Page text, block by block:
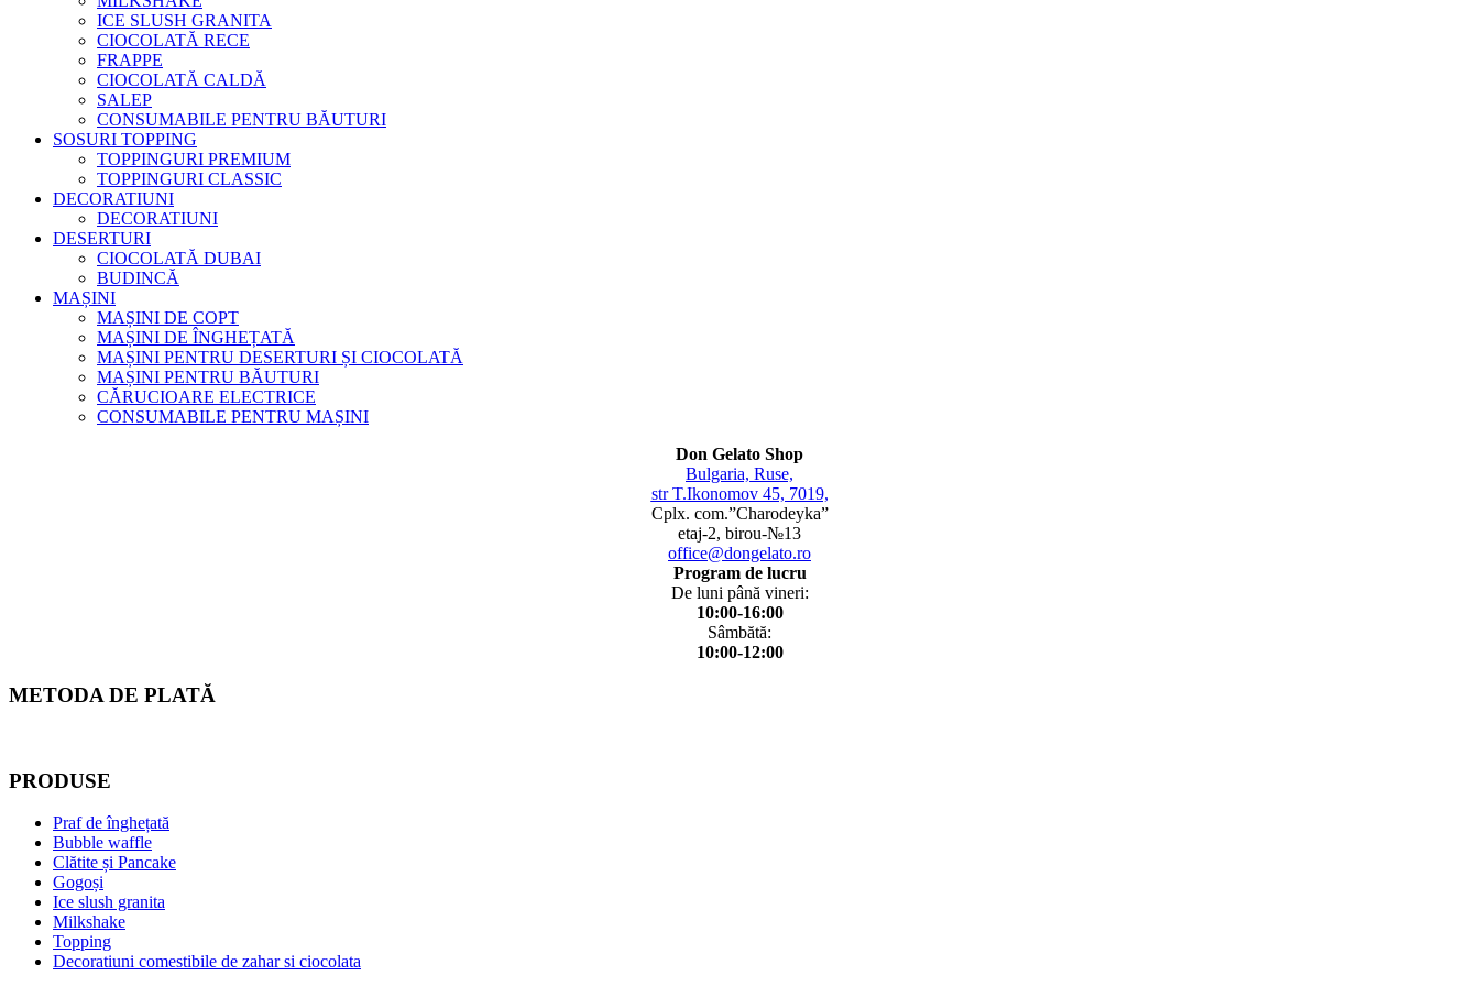
ICE SLUSH GRANITA
CIOCOLATĂ RECE
FRAPPE
CIOCOLATĂ CALDĂ
SALEP
CONSUMABILE PENTRU BĂUTURI
SOSURI TOPPING
TOPPINGURI PREMIUM
TOPPINGURI CLASSIC
DECORATIUNI
DECORATIUNI
DESERTURI
CIOCOLATĂ DUBAI
BUDINCĂ
MAȘINI
MAȘINI DE COPT
MAȘINI DE ÎNGHEȚATĂ
MAȘINI PENTRU DESERTURI ȘI CIOCOLATĂ
MAȘINI PENTRU BĂUTURI
CĂRUCIOARE ELECTRICE
CONSUMABILE PENTRU MAȘINI
Don Gelato Shop
Bulgaria, Ruse,
str T.Ikonomov 45, 7019,
Cplx. com.”Charodeyka”
etaj-2, birou-№13
office@dongelato.ro
Program de lucru
De luni până vineri:
10:00-16:00
Sâmbătă:
10:00-12:00
METODA DE PLATĂ
PRODUSE
Praf de înghețată
Bubble waffle
Clătite și Pancake
Gogoși
Ice slush granita
Milkshake
Topping
Decoratiuni comestibile de zahar si ciocolata